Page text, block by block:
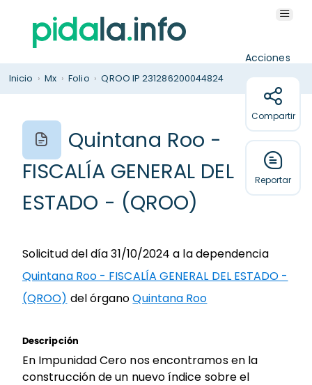
Inicio › Mx › Folio › QROO IP 231286200044824
Acciones
Compartir
Reportar
Quintana Roo -
FISCALÍA GENERAL DEL
ESTADO - (QROO)
Solicitud del día 31/10/2024 a la dependencia
Quintana Roo - FISCALÍA GENERAL DEL ESTADO -
(QROO) del órganoQuintana Roo
Descripción
En Impunidad Cero nos encontramos en la
construcción de un nuevo índice sobre el